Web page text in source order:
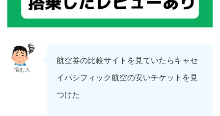
悩む人
航空券の比較サイトを見ていたらキャセ
イパシフィック航空の安いチケットを見
つけた